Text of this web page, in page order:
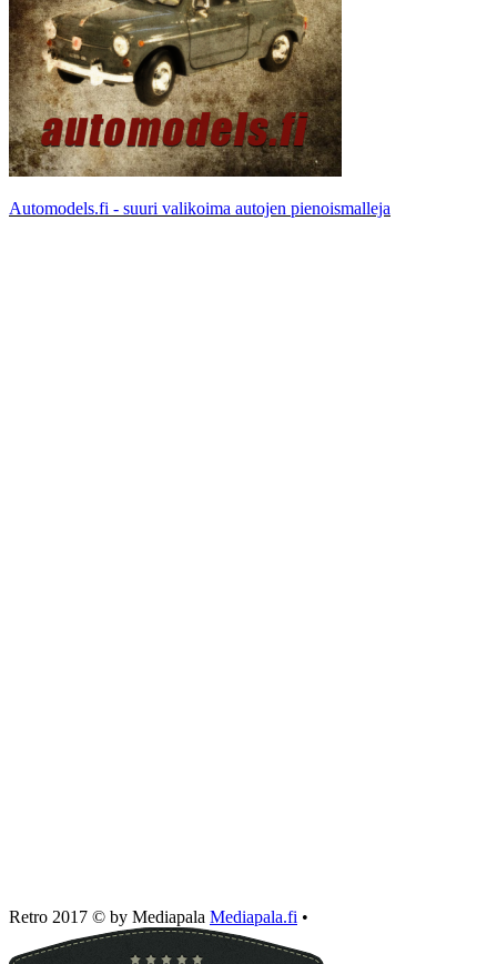
Automodels.fi - suuri valikoima autojen pienoismalleja
Retro 2017 © by Mediapala Mediapala.fi •